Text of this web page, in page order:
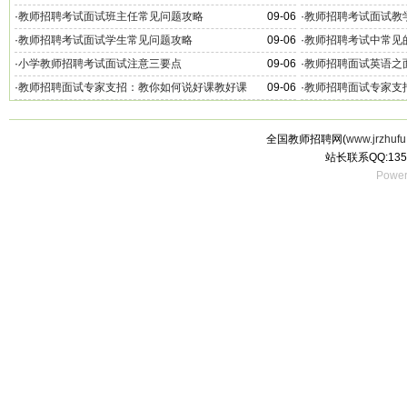
09-06
·教师招聘考试面试班主任常见问题攻略 ·教师招聘考试面试教
09-06
·教师招聘考试面试学生常见问题攻略 ·教师招聘考试中常见
09-06
·小学教师招聘考试面试注意三要点 ·教师招聘面试英语之
09-06
·教师招聘面试专家支招：教你如何说好课教好课 ·教师招聘面试专家支
全国教师招聘网(
站长联系